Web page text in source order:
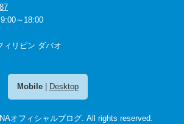
～18:00
ィリピン ダバオ
Mobile| Desktop
オフィシャルブログ. All rights reserved.